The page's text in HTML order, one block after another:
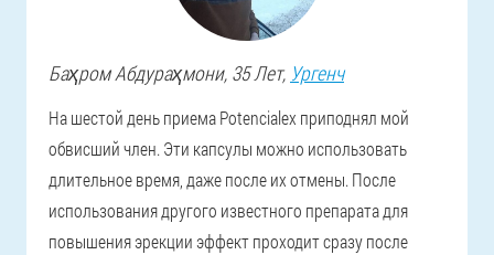
БаҳромАбдураҳмони, 35 Лет, Ургенч
На шестой день приема Potencialex приподнял мой
обвисший член. Эти капсулы можно использовать
длительное время, даже после их отмены. После
использования другого известного препарата для
повышения эрекции эффект проходит сразу после